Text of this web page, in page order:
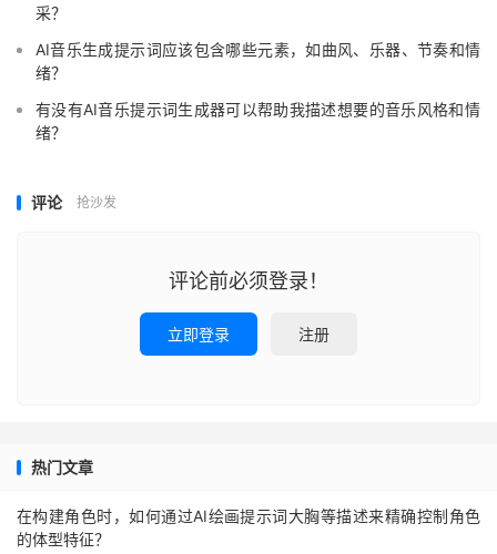
采？
AI音乐生成提示词应该包含哪些元素，如曲风、乐器、节奏和情
绪？
有没有AI音乐提示词生成器可以帮助我描述想要的音乐风格和情
绪？
评论 抢沙发
评论前必须登录！
立即登录 注册
热门文章
在构建角色时，如何通过AI绘画提示词大胸等描述来精确控制角色
的体型特征？